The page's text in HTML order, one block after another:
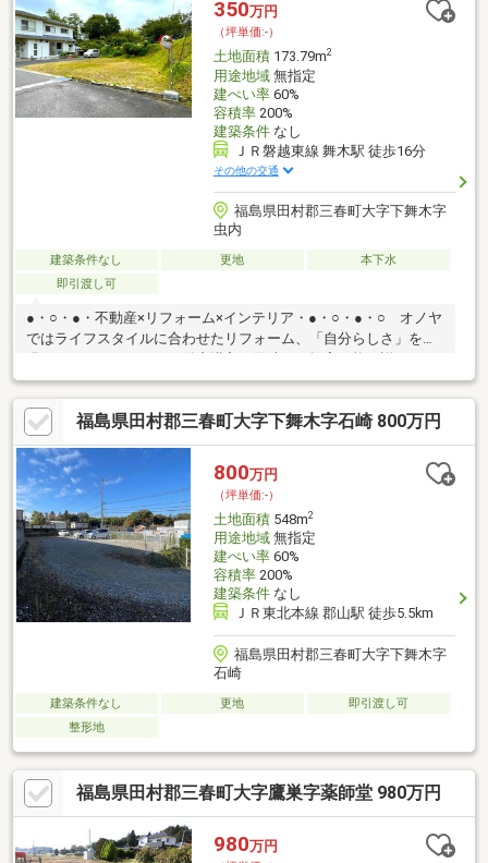
350万円
（坪単価:-）
土地面積173.79m2
用途地域無指定
建ぺい率60%
容積率200%
建築条件なし
ＪＲ磐越東線 舞木駅 徒歩16分
その他の交通
福島県田村郡三春町大字下舞木字
虫内
建築条件なし 更地
本下水
即引渡し可
●・○・●・不動産×リフォーム×インテリア・●・○・●・○ オノヤ
ではライフスタイルに合わせたリフォーム、「自分らしさ」を実
現するインテリアを、不動産購入と同時にご提案可能。詳しくは
当社HPをご覧ください。【中古住宅を買ってリフォーム】豊富な
施工事例から理想の住まいをご提案します！●・○・●・住宅ロー
ン相談会随時受付中・●・○・●・○ 【住宅ローン金利優遇有】住
宅ローンの疑問やご不安は、なんでもご相談ください！住宅ロー
ンの様々な疑問、将来の支払計画や購入時期などファイナンシャ
ルプランニングのシステムで分かりやすくお答えします。
福島県田村郡三春町大字下舞木字石崎 800万円
800万円
（坪単価:-）
土地面積548m2
用途地域無指定
建ぺい率60%
容積率200%
建築条件なし
ＪＲ東北本線 郡山駅 徒歩5.5km
福島県田村郡三春町大字下舞木字
石崎
建築条件なし 更地
即引渡し可
整形地
福島県田村郡三春町大字鷹巣字薬師堂 980万円
980万円